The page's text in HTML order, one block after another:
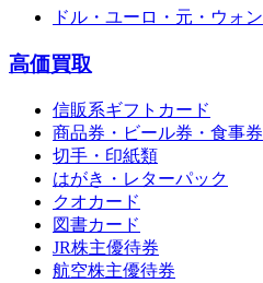
ドル・ユーロ・元・ウォン
高価買取
信販系ギフトカード
商品券・ビール券・食事券
切手・印紙類
はがき・レターパック
クオカード
図書カード
JR株主優待券
航空株主優待券